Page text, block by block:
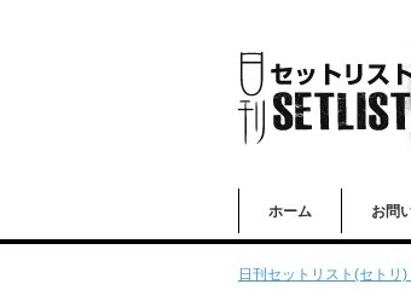
ホーム お問
日刊セットリスト(セトリ)